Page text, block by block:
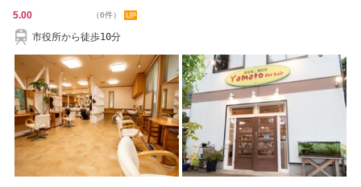
5.00 （6件）
市役所から徒歩10分